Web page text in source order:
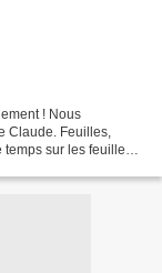
! Nous
Claude. Feuilles,
sur les feuilles